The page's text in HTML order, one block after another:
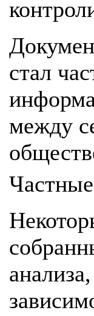
стал
между